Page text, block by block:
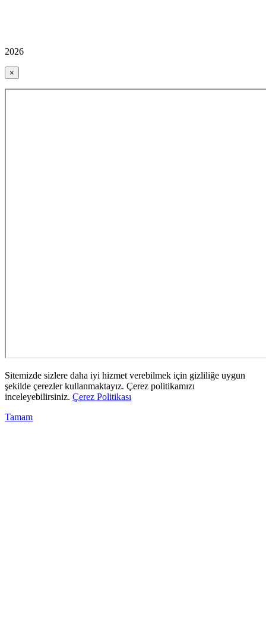
2026
×
Sitemizde sizlere daha iyi hizmet verebilmek için gizliliğe uygun
şekilde çerezler kullanmaktayız. Çerez politikamızı
inceleyebilirsiniz. Çerez Politikası
Tamam